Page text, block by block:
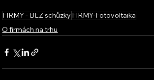
FIRMY - BEZ schůzky FIRMY-Fotovoltaika
O firmách na trhu